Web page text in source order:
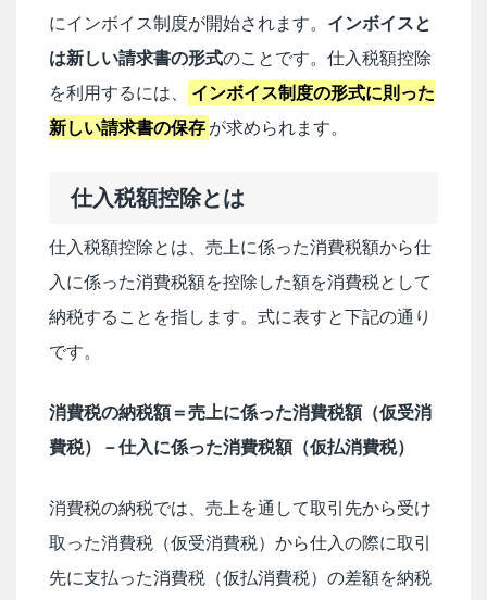
にインボイス制度が開始されます。 インボイスと
は新しい請求書の形式のことです。仕入税額控除
を利用するには、
インボイス制度の形式に則った
新しい請求書の保存 が求められます。
仕入税額控除とは
仕入税額控除とは、売上に係った消費税額から仕
入に係った消費税額を控除した額を消費税として
納税することを指します。式に表すと下記の通り
です。
消費税の納税額＝売上に係った消費税額（仮受消
費税）－仕入に係った消費税額（仮払消費税）
消費税の納税では、売上を通して取引先から受け
取った消費税（仮受消費税）から仕入の際に取引
先に支払った消費税（仮払消費税）の差額を納税